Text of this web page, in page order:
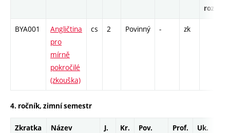
rozsah
BYA001
Angličtina
pro
mírně
pokročilé
(zkouška)
cs 2 Povinný - zk
4. ročník, zimní semestr
Zkratka Název J. Kr. Pov. Prof. Uk.